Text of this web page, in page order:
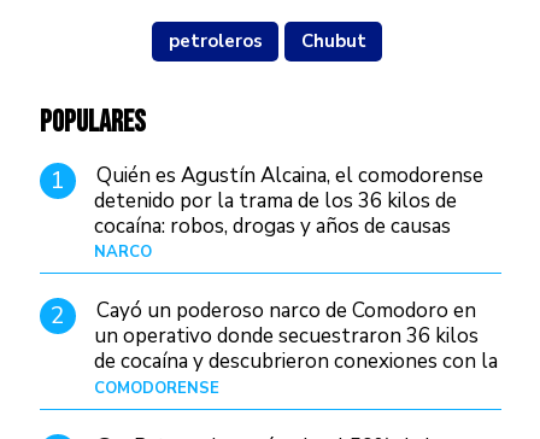
petroleros Chubut
POPULARES
1
Quién es Agustín Alcaina, el comodorense
detenido por la trama de los 36 kilos de
cocaína: robos, drogas y años de causas
judiciales
NARCO
2
Cayó un poderoso narco de Comodoro en
un operativo donde secuestraron 36 kilos
de cocaína y descubrieron conexiones con la
Patagonia
COMODORENSE